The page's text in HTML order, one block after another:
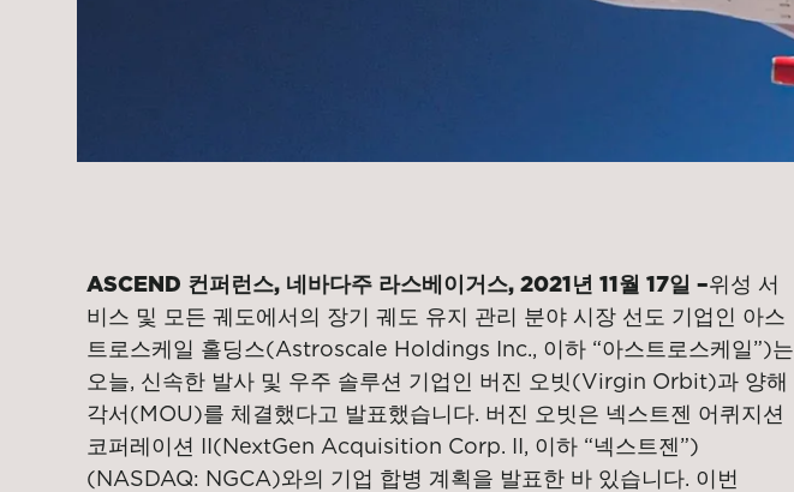
ASCEND 컨퍼런스, 네바다주 라스베이거스, 2021년 11월 17일 –위성 서
비스 및 모든 궤도에서의 장기 궤도 유지 관리 분야 시장 선도 기업인 아스
트로스케일 홀딩스(Astroscale Holdings Inc., 이하 “아스트로스케일”)는
오늘, 신속한 발사 및 우주 솔루션 기업인 버진 오빗(Virgin Orbit)과 양해
각서(MOU)를 체결했다고 발표했습니다. 버진 오빗은 넥스트젠 어퀴지션
코퍼레이션 II(NextGen Acquisition Corp. II, 이하 “넥스트젠”)
(NASDAQ: NGCA)와의 기업 합병 계획을 발표한 바 있습니다. 이번